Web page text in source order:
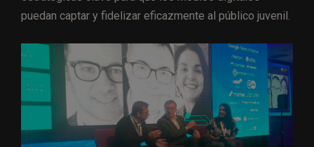
puedan captar y fidelizar eficazmente al público juvenil.